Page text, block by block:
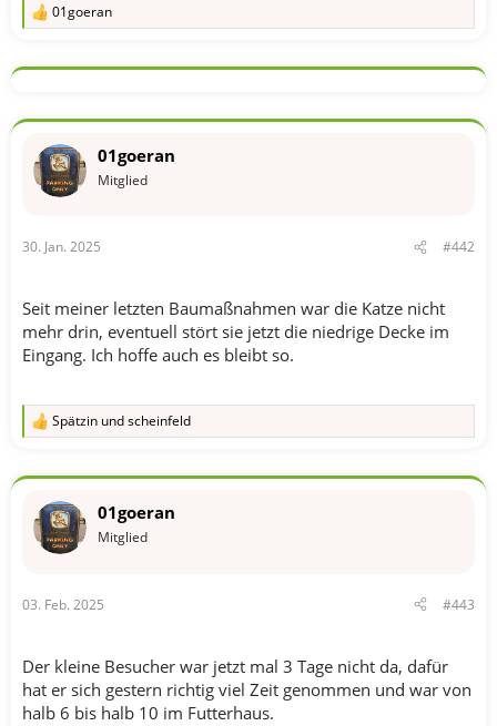
R
k
o
e
n
01goeran
01goeran
Mitglied
30. Jan. 2025 #442
Seit meiner letzten Baumaßnahmen war die Katze nicht
mehr drin, eventuell stört sie jetzt die niedrige Decke im
Eingang. Ich hoffe auch es bleibt so.
R
k
o
:
Spätzin undscheinfeld
01goeran
Mitglied
03. Feb. 2025 #443
Der kleine Besucher war jetzt mal 3 Tage nicht da, dafür
hat er sich gestern richtig viel Zeit genommen und war von
halb 6 bis halb 10 im Futterhaus.